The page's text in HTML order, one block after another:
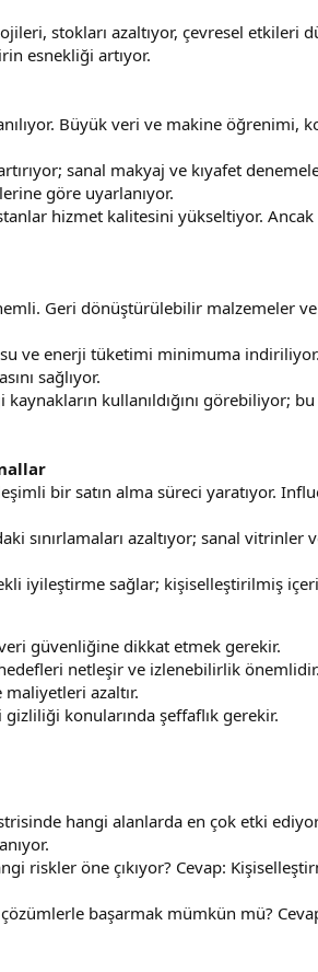
stokları azaltıyor, çevresel etkileri
esnekliği artıyor.
Büyük veri ve makine öğrenimi,
sanal makyaj ve kıyafet
göre uyarlanıyor.
hizmet kalitesini yükseltiyor.
Geri dönüştürülebilir malzemeler
ve enerji tüketimi minimuma
sağlıyor.
kullanıldığını görebiliyor;
bir satın alma süreci yaratıyor.
sınırlamaları azaltıyor; sanal
iyileştirme sağlar; kişiselleştirilmiş
güvenliğine dikkat etmek gerekir.
netleşir ve izlenebilirlik önemlidir.
azaltır.
konularında şeffaflık gerekir.
hangi alanlarda en çok etki
riskler öne çıkıyor? Cevap:
başarmak mümkün mü?